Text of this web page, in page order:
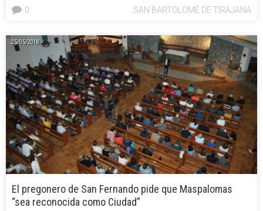
SAN BARTOLOMÉ DE TIRAJANA
0
25/05/2018
El pregonero de San Fernando pide que Maspalomas
“sea reconocida como Ciudad”